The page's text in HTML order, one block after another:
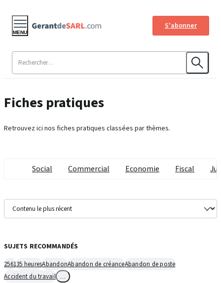
S'abonner
MENU
Fiches pratiques
Retrouvez ici nos fiches pratiques classées par thèmes.
Social Commercial Economie Fiscal
SUJETS RECOMMANDÉS
256135 heuresAbandonAbandon de créanceAbandon de poste
Accident du travail